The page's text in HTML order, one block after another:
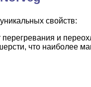
свойств:
перегревания и
что наиболее